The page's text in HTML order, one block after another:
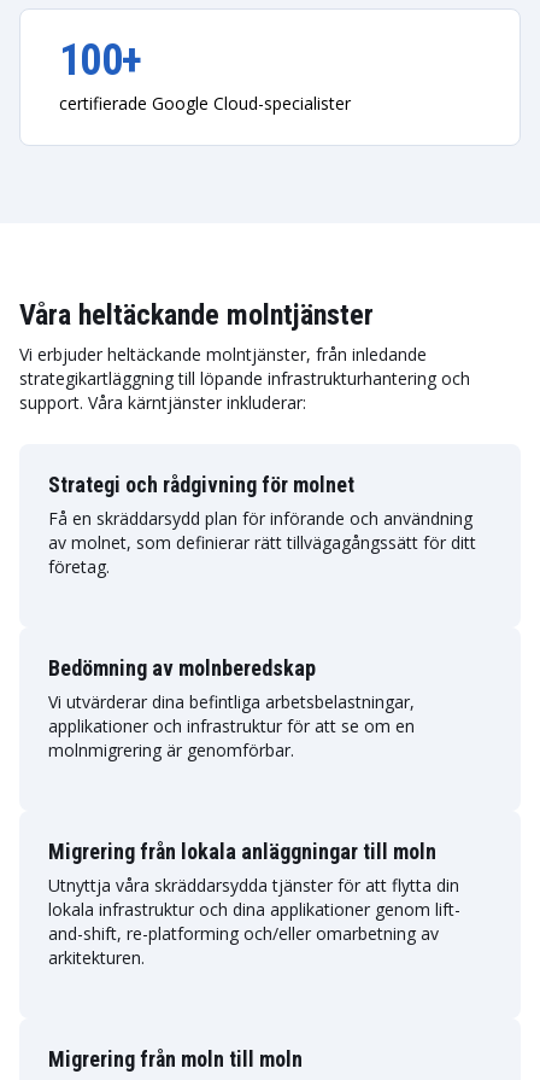
100+
certifierade Google Cloud-specialister
Våra heltäckande molntjänster
Vi erbjuder heltäckande molntjänster, från inledande
strategikartläggning till löpande infrastrukturhantering och
support. Våra kärntjänster inkluderar:
Strategi och rådgivning för molnet
Få en skräddarsydd plan för införande och användning
av molnet, som definierar rätt tillvägagångssätt för ditt
företag.
Bedömning av molnberedskap
Vi utvärderar dina befintliga arbetsbelastningar,
applikationer och infrastruktur för att se om en
molnmigrering är genomförbar.
Migrering från lokala anläggningar till moln
Utnyttja våra skräddarsydda tjänster för att flytta din
lokala infrastruktur och dina applikationer genom lift-
and-shift, re-platforming och/eller omarbetning av
arkitekturen.
Migrering från moln till moln